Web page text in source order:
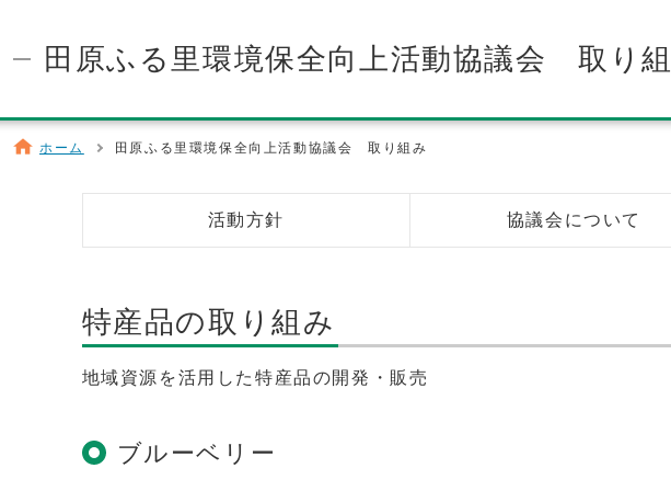
田原ふる里環境保全向上活動協議会 取り
ホーム 田原ふる里環境保全向上活動協議会 取り組み
活動方針 協議会について
特産品の取り組み
地域資源を活用した特産品の開発・販売
ブルーベリー